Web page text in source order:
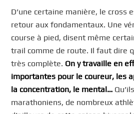
D’une certaine manière, le cross
retour aux fondamentaux. Une
course à pied, disent même
trail comme de route. Il faut dire
très complète. On y travaille en
importantes pour le coureur, les
la concentration, le mental…
marathoniens, de nombreux